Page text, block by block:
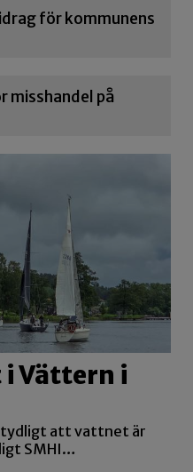
för kommunens
misshandel på
Vättern i
tydligt att vattnet är
SMHI…